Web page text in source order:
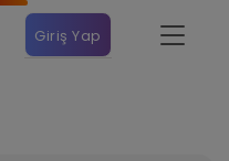
Giriş Yap